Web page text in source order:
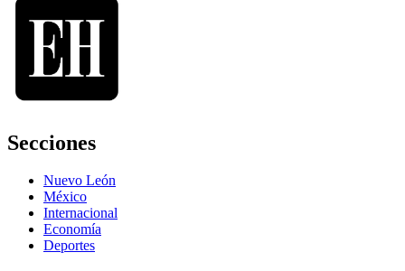
Secciones
Nuevo León
México
Internacional
Economía
Deportes